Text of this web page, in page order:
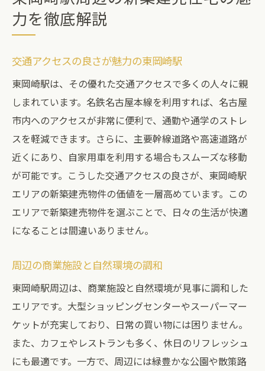
新築建売の選び方東岡崎駅エリアのおすすめポ
イント
家族構成に応じた物件選びのポイント
周辺施設の充実度をチェック
自然環境と利便性のバランスを取る
予算に応じた最適な物件を探す
地元の不動産業者の活用法
東岡崎駅で見つける新築建売理想の住環境
理想の住環境を実現するためのポイント
交通アクセスと生活の便利さ
子育てに最適な地域の選び方
周辺の商業施設と自然環境の利点
検討すべき地域の将来性
東岡崎駅の新築建売物件交通アクセスと商業施
設の充実度
東岡崎駅の交通アクセスの魅力
力を徹底解説
交通アクセスの良さが魅力の東岡崎駅
東岡崎駅は、その優れた交通アクセスで多くの人々に親
しまれています。名鉄名古屋本線を利用すれば、名古屋
市内へのアクセスが非常に便利で、通勤や通学のストレ
スを軽減できます。さらに、主要幹線道路や高速道路が
近くにあり、自家用車を利用する場合もスムーズな移動
が可能です。こうした交通アクセスの良さが、東岡崎駅
エリアの新築建売物件の価値を一層高めています。この
エリアで新築建売物件を選ぶことで、日々の生活が快適
になることは間違いありません。
周辺の商業施設と自然環境の調和
東岡崎駅周辺は、商業施設と自然環境が見事に調和した
エリアです。大型ショッピングセンターやスーパーマー
ケットが充実しており、日常の買い物には困りません。
また、カフェやレストランも多く、休日のリフレッシュ
にも最適です。一方で、周辺には緑豊かな公園や散策路